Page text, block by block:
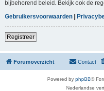
bijbehorend beleid. Bekijk ook de
Gebruikersvoorwaarden |
Registreer
Forumoverzicht Contact
Powered by phpBB®
Nederlandse